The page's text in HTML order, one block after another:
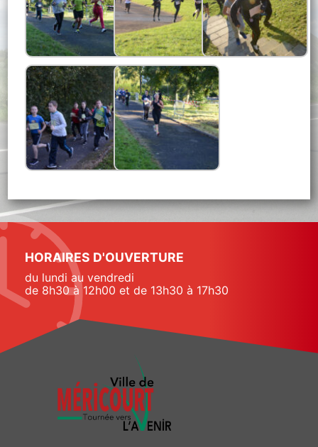
HORAIRES D'OUVERTURE
du lundi au vendredi
de 8h30 à 12h00 et de 13h30 à 17h30